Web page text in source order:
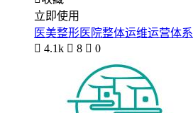
立即使用
医美整形医院整体运维运营体系
 4.1k  8  0